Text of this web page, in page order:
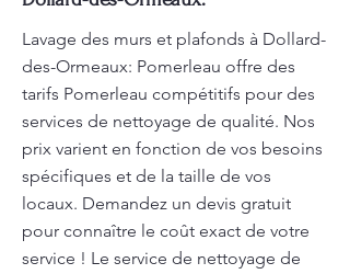
Lavage des murs et plafonds à Dollard-
des-Ormeaux: Pomerleau offre des
tarifs Pomerleau compétitifs pour des
services de nettoyage de qualité. Nos
prix varient en fonction de vos besoins
spécifiques et de la taille de vos
locaux. Demandez un devis gratuit
pour connaître le coût exact de votre
service ! Le service de nettoyage de